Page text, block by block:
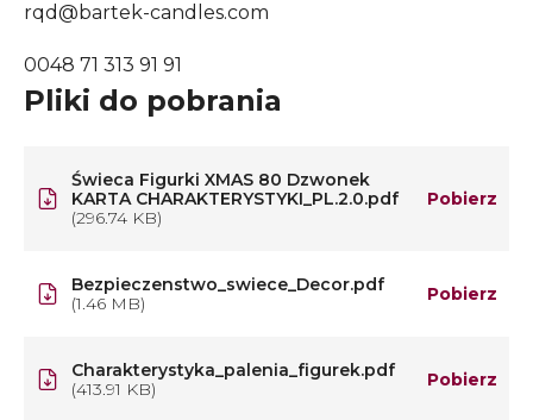
rqd@bartek-candles.com
0048 71 313 91 91
Pliki do pobrania
Świeca Figurki XMAS 80 Dzwonek
KARTA CHARAKTERYSTYKI_PL.2.0.pdf
(296.74 KB)
Pobierz
Bezpieczenstwo_swiece_Decor.pdf
(1.46 MB)
Pobierz
Charakterystyka_palenia_figurek.pdf
(413.91 KB)
Pobierz